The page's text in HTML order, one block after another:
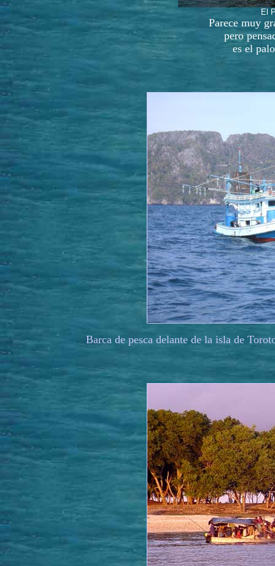
El
Parece muy
pero
es el
Barca de pesca delante de la isla de